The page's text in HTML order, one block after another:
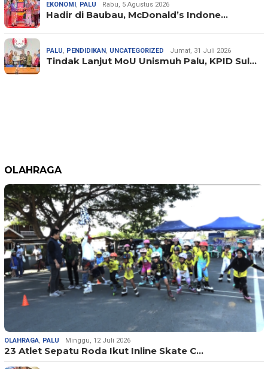
EKONOMI , PALU Rabu, 5 Agustus 2026
Hadir di Baubau, McDonald’s Indone…
PALU, PENDIDIKAN , UNCATEGORIZED Jumat, 31 Juli 2026
Tindak Lanjut MoU Unismuh Palu, KPID Sul…
OLAHRAGA
OLAHRAGA, PALU Minggu, 12 Juli 2026
23 Atlet Sepatu Roda Ikut Inline Skate C…